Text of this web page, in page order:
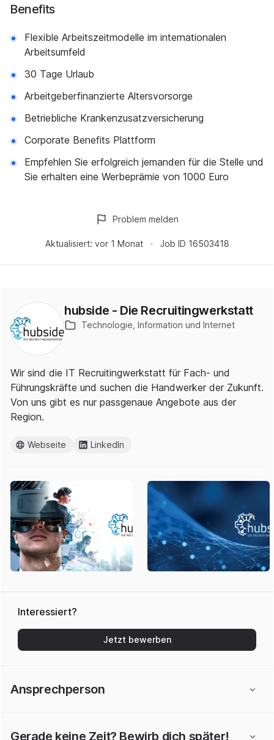
Benefits
Flexible Arbeitszeitmodelle im internationalen
Arbeitsumfeld
30 Tage Urlaub
Arbeitgeberfinanzierte Altersvorsorge
Betriebliche Krankenzusatzversicherung
Corporate Benefits Plattform
Empfehlen Sie erfolgreich jemanden für die Stelle und
Sie erhalten eine Werbeprämie von 1000 Euro
Aktualisiert: vor 1 Monat Job ID 16503418
Problem melden
hubside - Die Recruitingwerkstatt
Technologie, Information und Internet
Wir sind die IT Recruitingwerkstatt für Fach- und
Führungskräfte und suchen die Handwerker der Zukunft.
Von uns gibt es nur passgenaue Angebote aus der
Region.
Webseite LinkedIn
Interessiert?
Jetzt bewerben
Ansprechperson
Gerade keine Zeit? Bewirb dich später!